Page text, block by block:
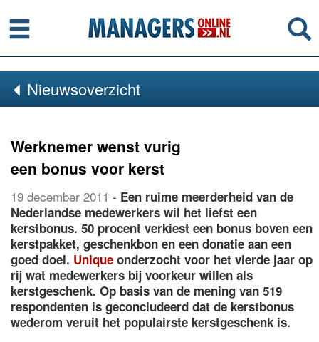
Menu
Nieuwsoverzicht
Werknemer wenst vurig
een bonus voor kerst
19 december 2011 - Een ruime meerderheid van de
Nederlandse medewerkers wil het liefst een
kerstbonus. 50 procent verkiest een bonus boven een
kerstpakket, geschenkbon en een donatie aan een
goed doel. Unique onderzocht voor het vierde jaar op
rij wat medewerkers bij voorkeur willen als
kerstgeschenk. Op basis van de mening van 519
respondenten is geconcludeerd dat de kerstbonus
wederom veruit het populairste kerstgeschenk is.